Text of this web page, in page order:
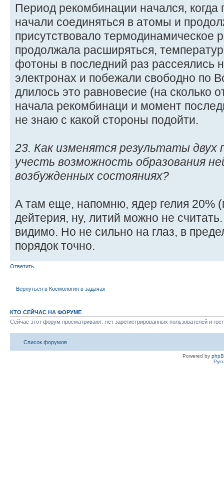
Период рекомбинации начался,
начали соединяться в атомы и
присутствовало термодинамическое
продолжала расширяться,
фотоны в последний раз рассеялись
электронах и побежали свободно по
длилось это равновесие (на сколько
начала рекомбинаци и момент
не знаю с какой стороны подойти.
23. Как изменятся результаты двух
учесть возможность образования
возбужденных состояниях?
А там еще, напомню, ядер гелия 20%
дейтерия, ну, литий можно не
видимо. Но не сильно на глаз, в
порядок точно.
Ответить
Вернуться в Космология в задачах
КТО СЕЙЧАС НА ФОРУМЕ
Сейчас этот форум просматривают: нет зарегистрированных пользователей и
Список форумов
Powered by